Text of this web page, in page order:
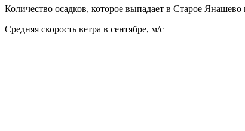
Количество осадков, которое выпадает в Старое Янашево
Средняя скорость ветра в сентябре, м/с